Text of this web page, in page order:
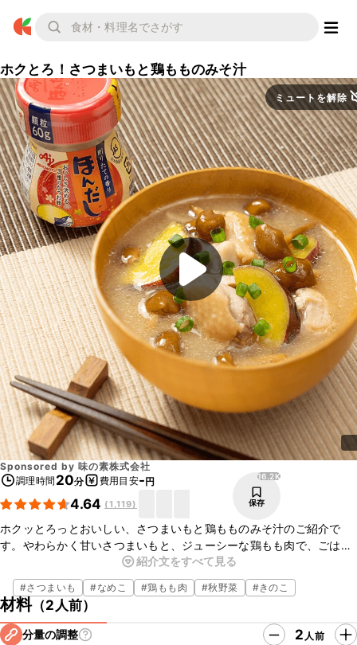
ホクとろ！さつまいもと鶏もものみそ汁
ミュートを解除
Sponsored by 味の素株式会社
調理時間 20分 費用目安-円
4.64 (1,119)
16.2K
保存
ホクッとろっとおいしい、さつまいもと鶏もものみそ汁のご紹介で
す。やわらかく甘いさつまいもと、ジューシーな鶏もも肉で、ごはん
がすすむ仕上がりです！具だくさんなみそ汁でも、「ほんだし®」な
らしっかり味が決まりますよ。簡単でおいしい「うちの満菜みそ汁」
は肉や魚、野菜を一つのお椀で食べられる、おかずにもなる具だくさ
んのみそ汁です。食べる人にも、作る人にも嬉しい一杯、ぜひお試し
くださいね。
紹介文をすべて見る
#さつまいも #なめこ #鶏もも肉 #秋野菜 #きのこ
材料（2人前）
分量の調整 2 人前